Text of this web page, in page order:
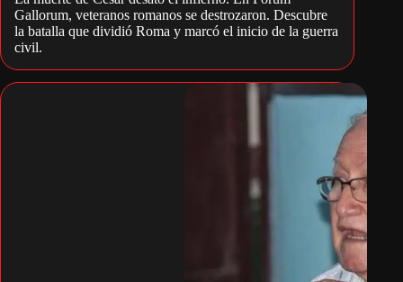
Gallorum, veteranos romanos se destrozaron. Descubre
la batalla que dividió Roma y marcó el inicio de la guerra
civil.